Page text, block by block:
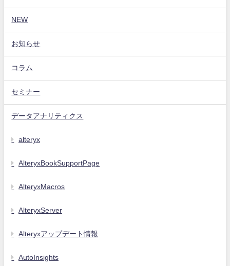
NEW
お知らせ
コラム
セミナー
データアナリティクス
alteryx
AlteryxBookSupportPage
AlteryxMacros
AlteryxServer
Alteryxアップデート情報
AutoInsights